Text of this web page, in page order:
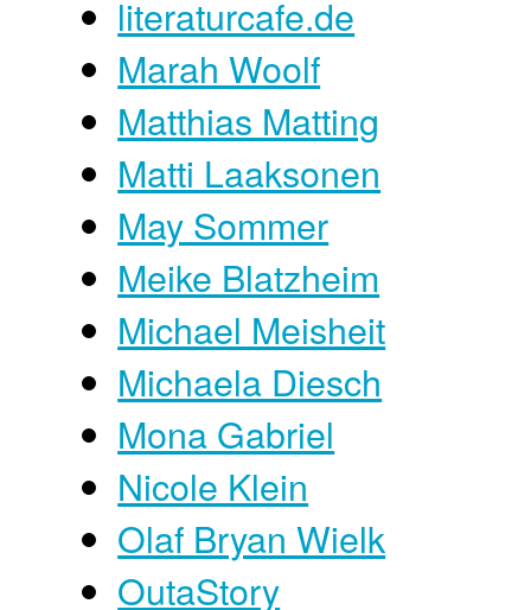
literaturcafe.de
Marah Woolf
Matthias Matting
Matti Laaksonen
May Sommer
Meike Blatzheim
Michael Meisheit
Michaela Diesch
Mona Gabriel
Nicole Klein
Olaf Bryan Wielk
OutaStory